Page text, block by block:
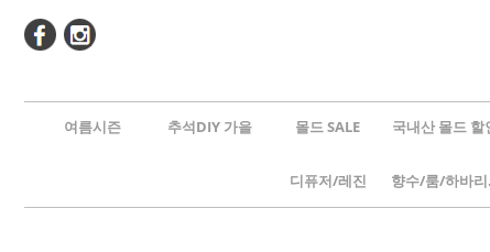
여름시즌 추석DIY 가을 몰드 SALE 국내산 몰드 할
디퓨저/레진